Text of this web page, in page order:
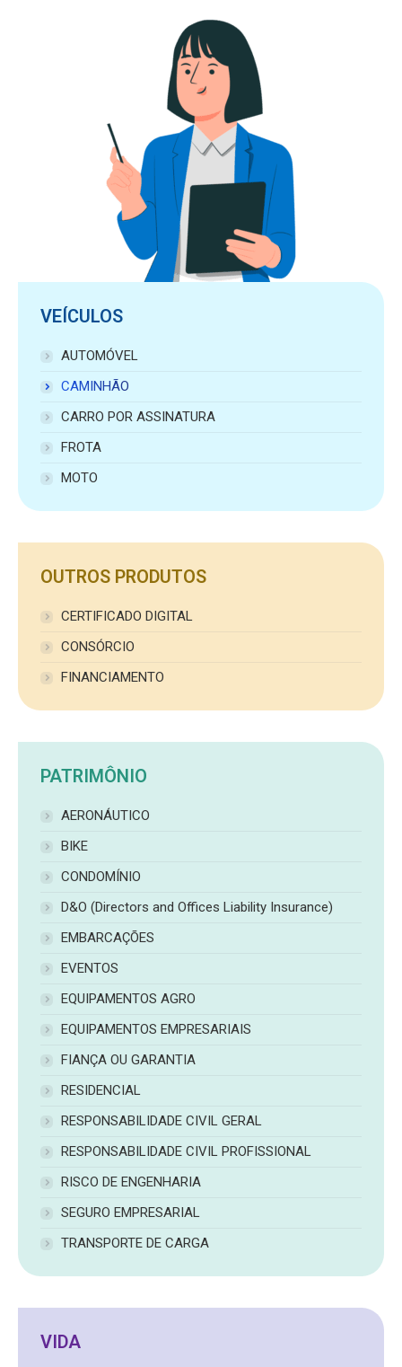
VEÍCULOS
AUTOMÓVEL
CAMINHÃO
CARRO POR ASSINATURA
FROTA
MOTO
OUTROS PRODUTOS
CERTIFICADO DIGITAL
CONSÓRCIO
FINANCIAMENTO
PATRIMÔNIO
AERONÁUTICO
BIKE
CONDOMÍNIO
D&O (Directors and Offices Liability Insurance)
EMBARCAÇÕES
EVENTOS
EQUIPAMENTOS AGRO
EQUIPAMENTOS EMPRESARIAIS
FIANÇA OU GARANTIA
RESIDENCIAL
RESPONSABILIDADE CIVIL GERAL
RESPONSABILIDADE CIVIL PROFISSIONAL
RISCO DE ENGENHARIA
SEGURO EMPRESARIAL
TRANSPORTE DE CARGA
VIDA